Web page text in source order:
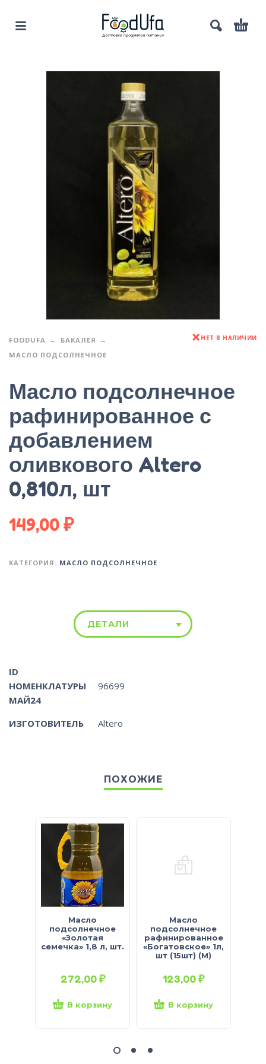
FOODUFA
БАКАЛЕЯ
МАСЛО ПОДСОЛНЕЧНОЕ
НЕТ В НАЛИЧИИ
Масло подсолнечное
рафинированное с
добавлением
оливкового Altero
0,810л, шт
149,00₽
КАТЕГОРИЯ: МАСЛО ПОДСОЛНЕЧНОЕ
ДЕТАЛИ
ID
НОМЕНКЛАТУРЫ
МАЙ24
96699
ИЗГОТОВИТЕЛЬ Altero
ПОХОЖИЕ
Масло
подсолнечное
«Золотая
семечка» 1,8 л, шт.
272,00₽
В корзину
Масло
подсолнечное
рафинированное
«Богатовское» 1л,
шт (15шт) (М)
123,00₽
В корзину